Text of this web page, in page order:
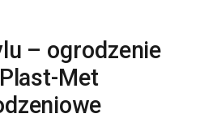
– ogrodzenie
Met